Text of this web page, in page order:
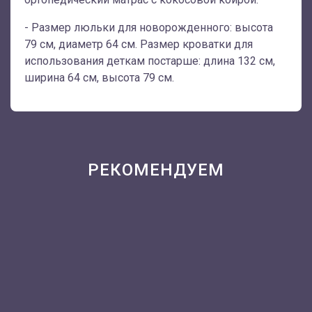
- Размер люльки для новорожденного: высота
79 см, диаметр 64 см. Размер кроватки для
использования деткам постарше: длина 132 см,
ширина 64 см, высота 79 см.
РЕКОМЕНДУЕМ